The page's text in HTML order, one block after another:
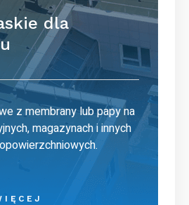
dla
z membrany lub papy na
magazynach i innych